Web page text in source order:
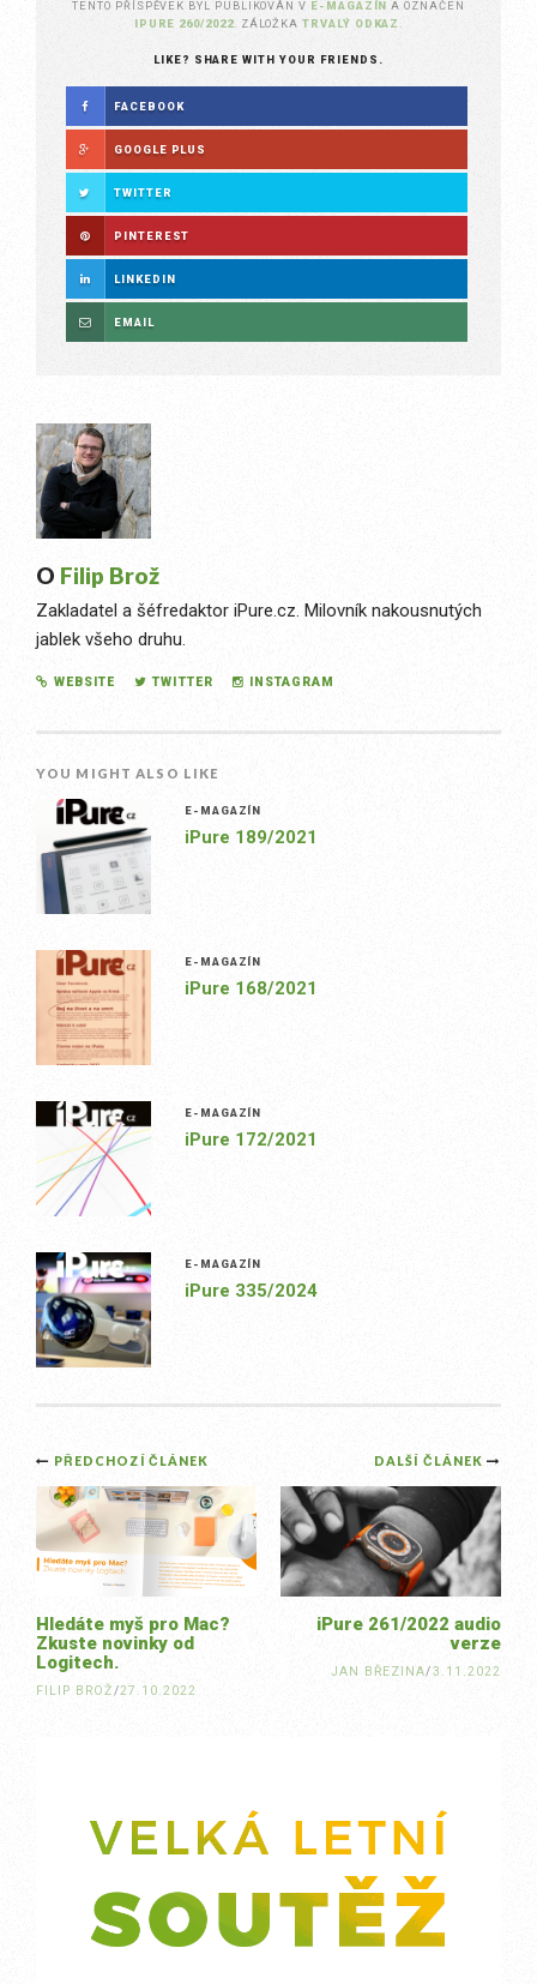
TENTO PŘÍSPĚVEK BYL PUBLIKOVÁN V E-MAGAZÍN A OZNAČEN
IPURE 260/2022. ZÁLOŽKATRVALÝ ODKAZ
LIKE? SHARE WITH YOUR FRIENDS.
FACEBOOK
GOOGLE PLUS
TWITTER
PINTEREST
LINKEDIN
EMAIL
O Filip Brož
Zakladatel a šéfredaktor iPure.cz. Milovník nakousnutých
jablek všeho druhu.
WEBSITE TWITTER INSTAGRAM
YOU MIGHT ALSO LIKE
E-MAGAZÍN
iPure 189/2021
E-MAGAZÍN
iPure 168/2021
E-MAGAZÍN
iPure 172/2021
E-MAGAZÍN
iPure 335/2024
Post
navigation
DALŠÍ ČLÁNEK
iPure 261/2022 audio
verze
JAN BŘEZINA/3.11.2022
PŘEDCHOZÍ ČLÁNEK
Hledáte myš pro Mac?
Zkuste novinky od
Logitech.
FILIP BROŽ/27.10.2022